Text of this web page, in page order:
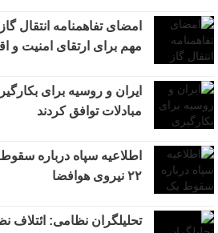
امضای تفاهمنامه انتقال
مهم برای ارتقای امنیت و
‌ایران و روسیه برای
مبادلات‌‌ توافق کردند
اطلاعیه سپاه درباره
۲۲ نیروی هوافضا
تحلیلگران نظامی: ائتلاف